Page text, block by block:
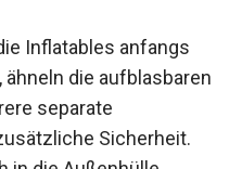
Inflatables anfangs
die aufblasbaren
separate
Sicherheit.